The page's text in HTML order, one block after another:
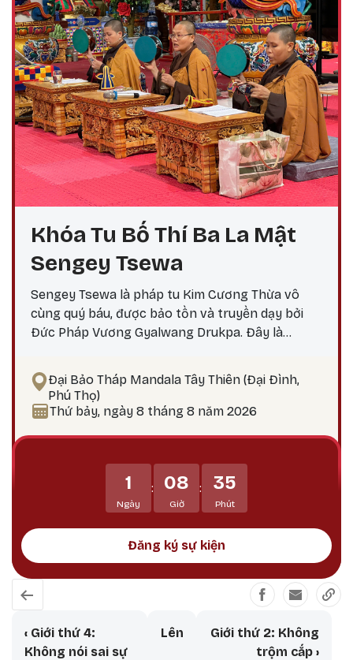
Khóa Tu Bố Thí Ba La Mật
Sengey Tsewa
Sengey Tsewa là pháp tu Kim Cương Thừa vô
cùng quý báu, được bảo tồn và truyền dạy bởi
Đức Pháp Vương Gyalwang Drukpa. Đây là
phiền não bám chấp khổ đau Tích lũy công đức,
hướng tới giác ngộ Tại sao nên thực hành vào
ngày 25? Theo lịch Kim Cương Thừa, ngày 25 là
Phật Bản Tôn Mẫu Tính.
Đại Bảo Tháp Mandala Tây Thiên (Đại Đình,
Phú Thọ)
Thứ bảy, ngày 8 tháng 8 năm 2026
1
Ngày
: 08
Giờ
: 35
Phút
Đăng ký sự kiện
Book traversal links for Ngũ giới -
‹ Giới thứ 4:
Không nói sai sự
Lên
Giới thứ 2: Không
trộm cắp›